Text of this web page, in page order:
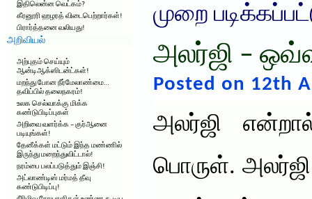
இதிலென்ன வெட்கம்?
கீரனூரி ஹழரத் விடைபெற்றார்கள்!
பிரார்த்தனை வலியது!
அறிவியல்
அற்புதம் செய்யும்
ஆன்டிஆக்ஸிடன்ட்கள்!
மறந்து போன நீர்மேலாண்மை…
தவிப்பில் தலைநகரம்!
உலக செல்வாக்கு மிக்க
கண்டுபிடிப்புகள்
அறிவை வளர்க்க – குர்ஆனை
படியுங்கள்!
தேனீக்கள் மட்டும் இந்த மண்ணில்
இருந்து மறைந்துவிட்டால்!
நரம்பை பலப்படுத்தும் இஞ்சி!
அட்லாண்டிஸ் மர்மத் தீவு
கண்டுபிடிப்பு!
முறை
அலர்ஜி –
Posted on 12th
அலர்ஜி
பொருள்.